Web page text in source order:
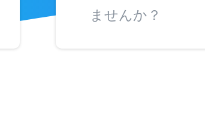
ませんか？